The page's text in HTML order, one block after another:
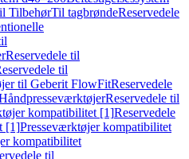
TilbehørTil tagbrøndeReservedele
Reservedele til
til
til Geberit FlowFitReservedele
Reservedele til
kompatibilitet [1]Reservedele
[1]Presseværktøjer kompatibilitet
kompatibilitet
til